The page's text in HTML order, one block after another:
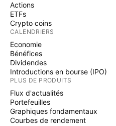
Actions
ETFs
Crypto coins
CALENDRIERS
Economie
Bénéfices
Dividendes
Introductions en bourse (IPO)
PLUS DE PRODUITS
Flux d'actualités
Portefeuilles
Graphiques fondamentaux
Courbes de rendement